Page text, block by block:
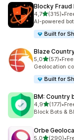
Blocky Fraud
4,7/ 5 tähteä
(315)
315 •
AI-powered
Built for
Blaze
5,0/ 5 tähteä
(57)
57 arvostelua
•
Geolocation
Built for
BM: Country
4,9/ 5 tähteä
(177)
177 •
Block Bots &
Orbe
5,0/ 5 tähteä
(290)•